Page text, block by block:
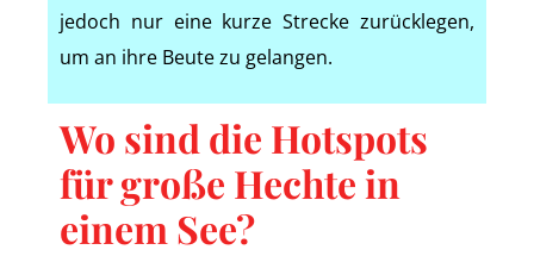
jedoch nur eine kurze Strecke zurücklegen,
um an ihre Beute zu gelangen.
Wo sind die Hotspots
für große Hechte in
einem See?